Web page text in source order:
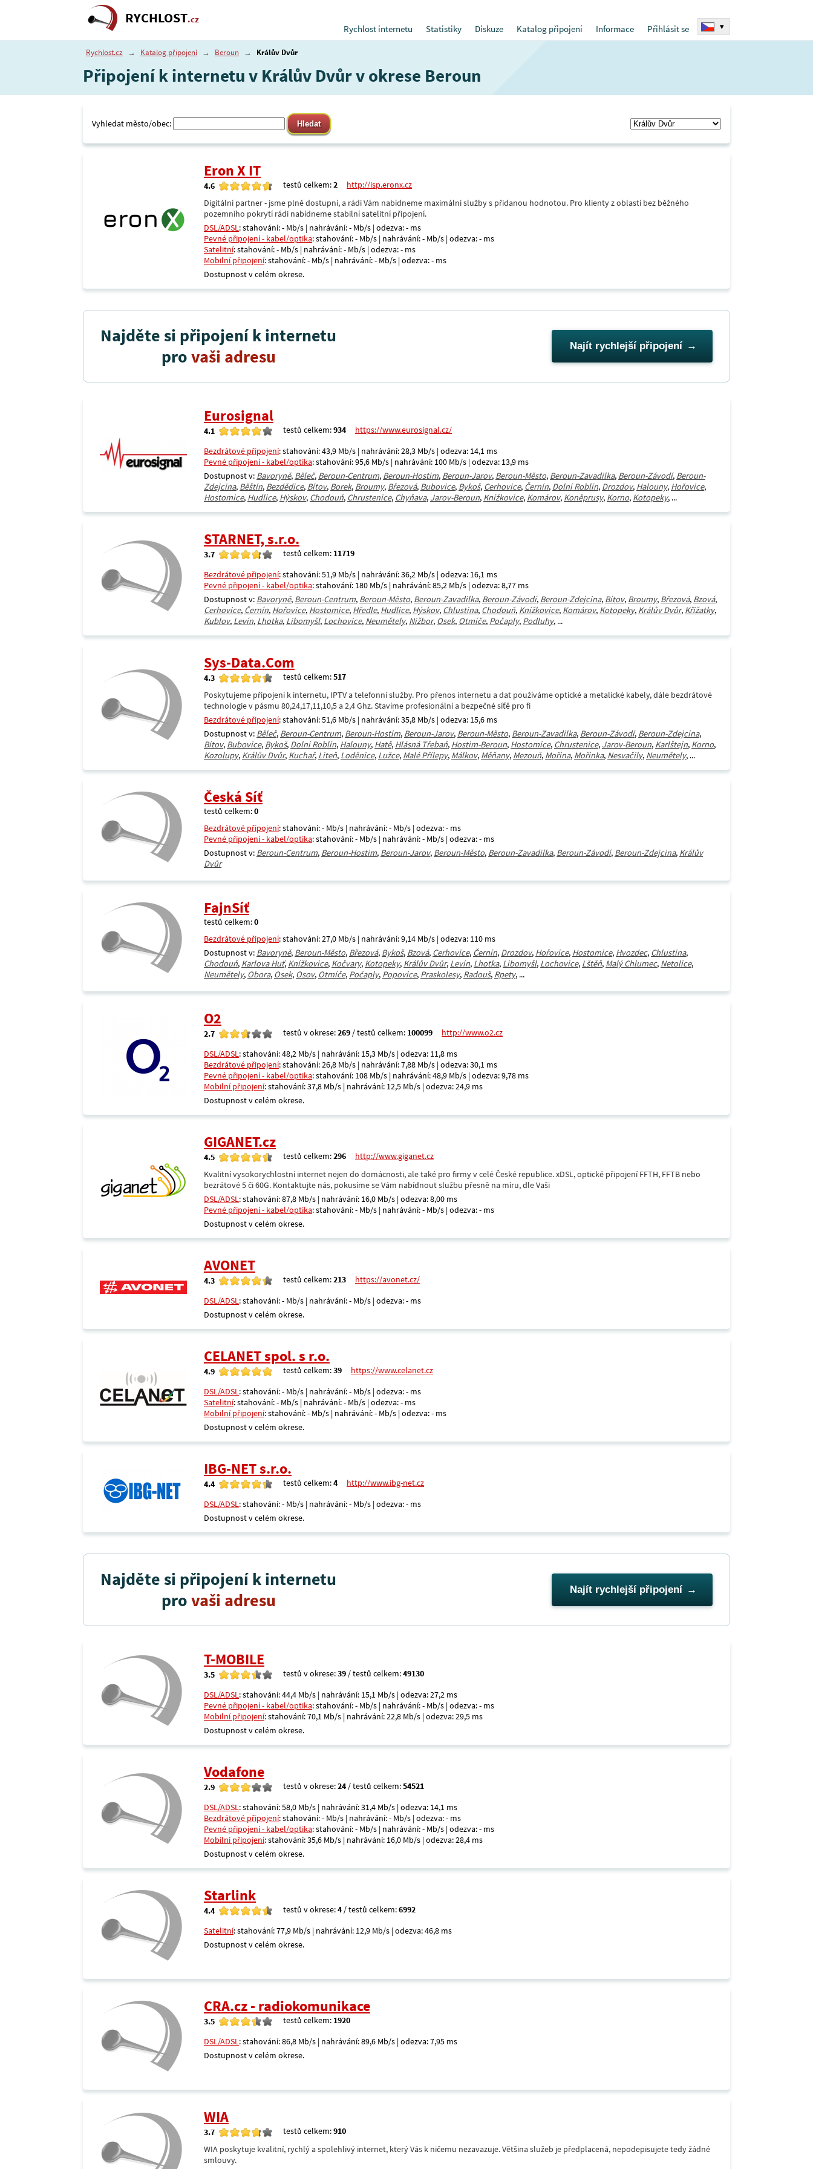
RYCHLOST.cz
Rychlost internetu
Statistiky Diskuze Katalog připojení Informace Přihlásit se ▾
Rychlost.cz → Katalog připojení → Beroun → Králův Dvůr
Připojení k internetu v Králův Dvůr v okrese Beroun
Vyhledat město/obec:
Eron X IT
4.6 testů celkem:2
http://isp.eronx.cz
Digitální partner - jsme plně dostupní, a rádi Vám nabídneme maximální služby s přidanou hodnotou. Pro klienty z oblastí bez běžného
pozemního pokrytí rádi nabídneme stabilní satelitní připojení.
DSL/ADSL: stahování: - Mb/s | nahrávání: - Mb/s | odezva: - ms
Pevné připojení - kabel/optika: stahování: - Mb/s | nahrávání: - Mb/s | odezva: - ms
Satelitní: stahování: - Mb/s | nahrávání: - Mb/s | odezva: - ms
Mobilní připojení: stahování: - Mb/s | nahrávání: - Mb/s | odezva: - ms
Dostupnost v celém okrese.
Najděte si připojení k internetu
provaši adresu Najít rychlejší připojení
Eurosignal
4.1 testů celkem:934
https://www.eurosignal.cz/
Bezdrátové připojení: stahování: 43,9 Mb/s | nahrávání: 28,3 Mb/s | odezva: 14,1 ms
Pevné připojení - kabel/optika: stahování: 95,6 Mb/s | nahrávání: 100 Mb/s | odezva: 13,9 ms
Dostupnost v: Bavoryně, Běleč, Beroun-Centrum, Beroun-Hostim, Beroun-Jarov, Beroun-Město, Beroun-Zavadilka, Beroun-Závodí, Beroun-
Zdejcina, Běštín, Bezdědice, Bítov, Borek, Broumy, Březová, Bubovice, Bykoš, Cerhovice, Černín, Dolní Roblín, Drozdov, Halouny, Hořovice,
Hostomice, Hudlice, Hýskov, Chodouň, Chrustenice, Chyňava, Jarov-Beroun, Knížkovice, Komárov, Koněprusy, Korno, Kotopeky, ...
STARNET, s.r.o.
3.7 testů celkem: 11719
Bezdrátové připojení: stahování: 51,9 Mb/s | nahrávání: 36,2 Mb/s | odezva: 16,1 ms
Pevné připojení - kabel/optika: stahování: 180 Mb/s | nahrávání: 85,2 Mb/s | odezva: 8,77 ms
Dostupnost v: Bavoryně, Beroun-Centrum, Beroun-Město, Beroun-Zavadilka, Beroun-Závodí, Beroun-Zdejcina, Bítov, Broumy, Březová, Bzová,
Cerhovice, Černín, Hořovice, Hostomice, Hředle, Hudlice, Hýskov, Chlustina, Chodouň, Knížkovice, Komárov, Kotopeky, Králův Dvůr, Křižatky,
Kublov, Levín, Lhotka, Libomyšl, Lochovice, Neumětely, Nižbor, Osek, Otmíče, Počaply, Podluhy, ...
Sys-Data.Com
4.3 testů celkem:517
Poskytujeme připojení k internetu, IPTV a telefonní služby. Pro přenos internetu a dat používáme optické a metalické kabely, dále bezdrátové
technologie v pásmu 80,24,17,11,10,5 a 2,4 Ghz. Stavíme profesionální a bezpečné síťě pro fi
Bezdrátové připojení: stahování: 51,6 Mb/s | nahrávání: 35,8 Mb/s | odezva: 15,6 ms
Dostupnost v: Běleč, Beroun-Centrum, Beroun-Hostim, Beroun-Jarov, Beroun-Město, Beroun-Zavadilka, Beroun-Závodí, Beroun-Zdejcina,
Bítov, Bubovice, Bykoš, Dolní Roblín, Halouny, Hatě, Hlásná Třebaň, Hostim-Beroun, Hostomice, Chrustenice, Jarov-Beroun, Karlštejn, Korno,
Kozolupy, Králův Dvůr, Kuchař, Liteň, Loděnice, Lužce, Malé Přílepy, Málkov, Měňany, Mezouň, Mořina, Mořinka, Nesvačily, Neumětely, ...
Česká Síť
testů celkem:0
Bezdrátové připojení: stahování: - Mb/s | nahrávání: - Mb/s | odezva: - ms
Pevné připojení - kabel/optika: stahování: - Mb/s | nahrávání: - Mb/s | odezva: - ms
Dostupnost v: Beroun-Centrum, Beroun-Hostim, Beroun-Jarov, Beroun-Město, Beroun-Zavadilka, Beroun-Závodí, Beroun-Zdejcina, Králův
Dvůr
FajnSíť
testů celkem:0
Bezdrátové připojení: stahování: 27,0 Mb/s | nahrávání: 9,14 Mb/s | odezva: 110 ms
Dostupnost v: Bavoryně, Beroun-Město, Březová, Bykoš, Bzová, Cerhovice, Černín, Drozdov, Hořovice, Hostomice, Hvozdec, Chlustina,
Chodouň, Karlova Huť, Knížkovice, Kočvary, Kotopeky, Králův Dvůr, Levín, Lhotka, Libomyšl, Lochovice, Lštěň, Malý Chlumec, Netolice,
Neumětely, Obora, Osek, Osov, Otmíče, Počaply, Popovice, Praskolesy, Radouš, Rpety, ...
O2
2.7 testů v okrese:269 / testů celkem: 100099
http://www.o2.cz
DSL/ADSL: stahování: 48,2 Mb/s | nahrávání: 15,3 Mb/s | odezva: 11,8 ms
Bezdrátové připojení: stahování: 26,8 Mb/s | nahrávání: 7,88 Mb/s | odezva: 30,1 ms
Pevné připojení - kabel/optika: stahování: 108 Mb/s | nahrávání: 48,9 Mb/s | odezva: 9,78 ms
Mobilní připojení: stahování: 37,8 Mb/s | nahrávání: 12,5 Mb/s | odezva: 24,9 ms
Dostupnost v celém okrese.
GIGANET.cz
4.5 testů celkem:296
http://www.giganet.cz
Kvalitní vysokorychlostní internet nejen do domácnosti, ale také pro firmy v celé České republice. xDSL, optické připojení FFTH, FFTB nebo
bezrátové 5 či 60G. Kontaktujte nás, pokusíme se Vám nabídnout službu přesně na míru, dle Vaši
DSL/ADSL: stahování: 87,8 Mb/s | nahrávání: 16,0 Mb/s | odezva: 8,00 ms
Pevné připojení - kabel/optika: stahování: - Mb/s | nahrávání: - Mb/s | odezva: - ms
Dostupnost v celém okrese.
AVONET
4.3 testů celkem:213
https://avonet.cz/
DSL/ADSL: stahování: - Mb/s | nahrávání: - Mb/s | odezva: - ms
Dostupnost v celém okrese.
CELANET spol. s r.o.
4.9 testů celkem:39
https://www.celanet.cz
DSL/ADSL: stahování: - Mb/s | nahrávání: - Mb/s | odezva: - ms
Satelitní: stahování: - Mb/s | nahrávání: - Mb/s | odezva: - ms
Mobilní připojení: stahování: - Mb/s | nahrávání: - Mb/s | odezva: - ms
Dostupnost v celém okrese.
IBG-NET s.r.o.
4.4 testů celkem:4
http://www.ibg-net.cz
DSL/ADSL: stahování: - Mb/s | nahrávání: - Mb/s | odezva: - ms
Dostupnost v celém okrese.
Najděte si připojení k internetu
provaši adresu Najít rychlejší připojení
T-MOBILE
3.5 testů v okrese:39 / testů celkem:49130
DSL/ADSL: stahování: 44,4 Mb/s | nahrávání: 15,1 Mb/s | odezva: 27,2 ms
Pevné připojení - kabel/optika: stahování: - Mb/s | nahrávání: - Mb/s | odezva: - ms
Mobilní připojení: stahování: 70,1 Mb/s | nahrávání: 22,8 Mb/s | odezva: 29,5 ms
Dostupnost v celém okrese.
Vodafone
2.9 testů v okrese:24 / testů celkem:54521
DSL/ADSL: stahování: 58,0 Mb/s | nahrávání: 31,4 Mb/s | odezva: 14,1 ms
Bezdrátové připojení: stahování: - Mb/s | nahrávání: - Mb/s | odezva: - ms
Pevné připojení - kabel/optika: stahování: - Mb/s | nahrávání: - Mb/s | odezva: - ms
Mobilní připojení: stahování: 35,6 Mb/s | nahrávání: 16,0 Mb/s | odezva: 28,4 ms
Dostupnost v celém okrese.
Starlink
4.4 testů v okrese:4 / testů celkem:6992
Satelitní: stahování: 77,9 Mb/s | nahrávání: 12,9 Mb/s | odezva: 46,8 ms
Dostupnost v celém okrese.
CRA.cz - radiokomunikace
3.5 testů celkem: 1920
DSL/ADSL: stahování: 86,8 Mb/s | nahrávání: 89,6 Mb/s | odezva: 7,95 ms
Dostupnost v celém okrese.
WIA
3.7 testů celkem:910
WIA poskytuje kvalitní, rychlý a spolehlivý internet, který Vás k ničemu nezavazuje. Většina služeb je předplacená, nepodepisujete tedy žádné
smlouvy.